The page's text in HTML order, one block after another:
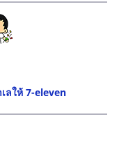
ลให้ 7-eleven